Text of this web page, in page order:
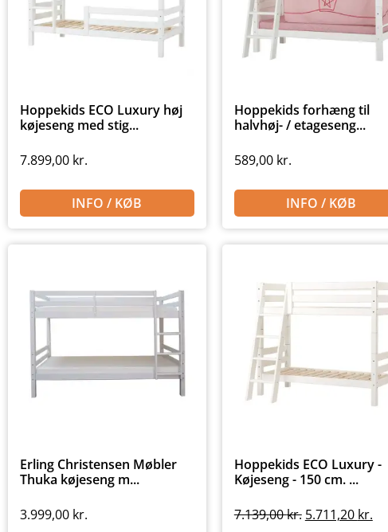
Hoppekids ECO Luxury høj
køjeseng med stig...
7.899,00 kr.
INFO / KØB
Hoppekids forhæng til
halvhøj- / etageseng...
589,00 kr.
INFO / KØB
Erling Christensen Møbler
Thuka køjeseng m...
3.999,00 kr.
Hoppekids ECO Luxury -
Køjeseng - 150 cm. ...
7.139,00kr. 5.711,20 kr.